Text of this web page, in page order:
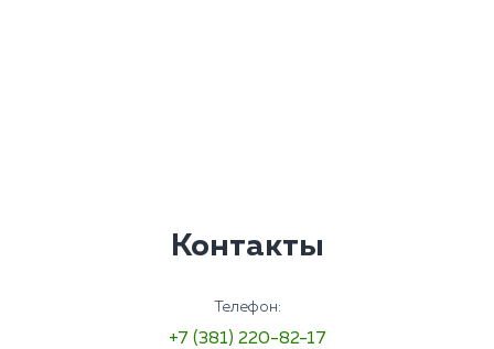
Контакты
Телефон:
+7 (381) 220-82-17